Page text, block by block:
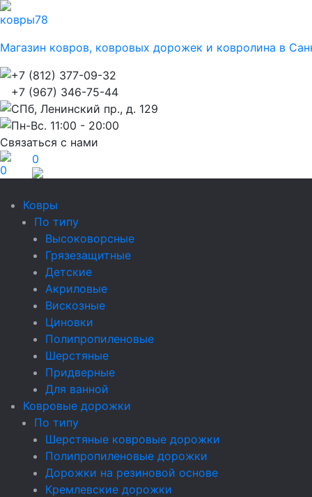
ковры78
Магазин ковров, ковровых дорожек и ковролина в
+7 (812) 377-09-32
+7 (967) 346-75-44
СПб, Ленинский пр., д. 129
Пн-Вс. 11:00 - 20:00
Связаться с нами
0
0
Ковры
По типу
Высоковорсные
Грязезащитные
Детские
Акриловые
Вискозные
Циновки
Полипропиленовые
Шерстяные
Придверные
Для ванной
Ковровые дорожки
По типу
Шерстяные ковровые дорожки
Полипропиленовые дорожки
Дорожки на резиновой основе
Кремлевские дорожки